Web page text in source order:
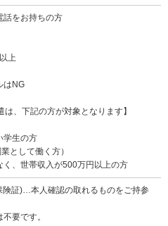
をお持ちの方
上
はNG
は、下記の方が対象となります】
学生の方
として働く方）
、世帯収入が500万円以上の方
証)…本人確認の取れるものをご持参
要です。